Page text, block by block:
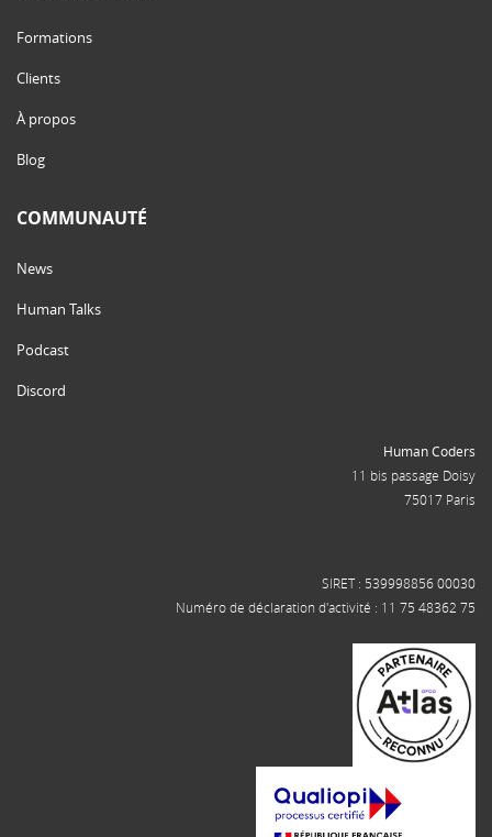
Formations
Clients
À propos
Blog
COMMUNAUTÉ
News
Human Talks
Podcast
Discord
Human Coders
11 bis passage Doisy
75017 Paris
SIRET : 539998856 00030
Numéro de déclaration d'activité : 11 75 48362 75